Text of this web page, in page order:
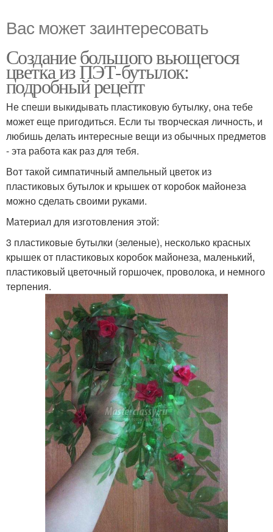
Вас может заинтересовать
Создание большого вьющегося
цветка из ПЭТ-бутылок:
подробный рецепт
Не спеши выкидывать пластиковую бутылку, она тебе
может еще пригодиться. Если ты творческая личность, и
любишь делать интересные вещи из обычных предметов
- эта работа как раз для тебя.
Вот такой симпатичный ампельный цветок из
пластиковых бутылок и крышек от коробок майонеза
можно сделать своими руками.
Материал для изготовления этой:
3 пластиковые бутылки (зеленые), несколько красных
крышек от пластиковых коробок майонеза, маленький,
пластиковый цветочный горшочек, проволока, и немного
терпения.